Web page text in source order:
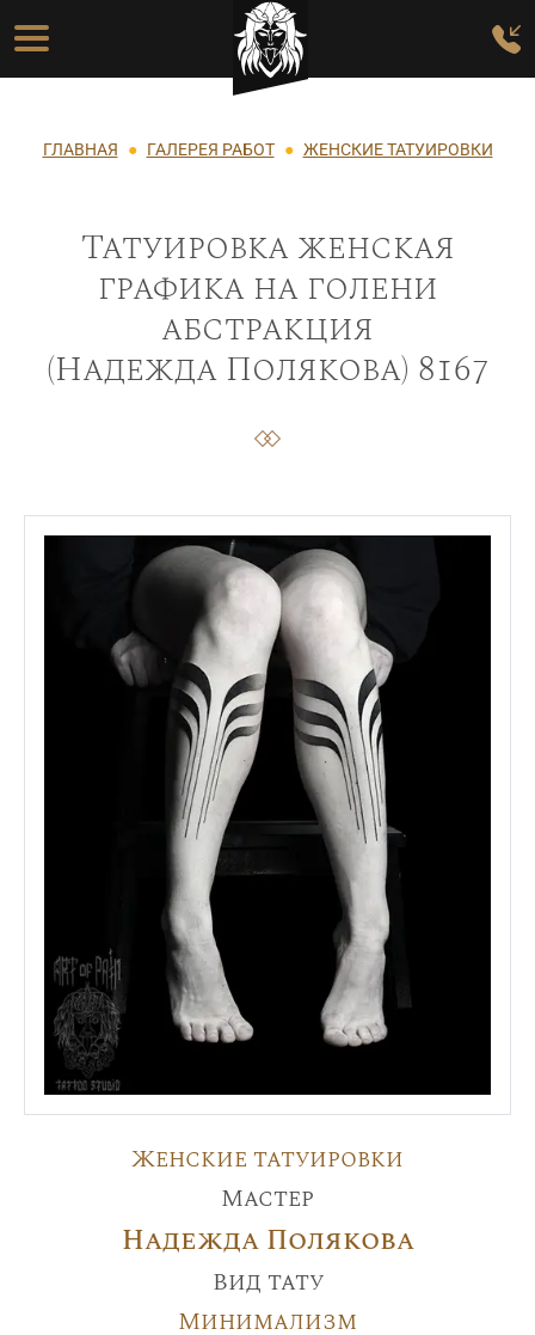
Перейти к основному содержанию
Основная навигация
Строка навигации
ГЛАВНАЯ ГАЛЕРЕЯ РАБОТ ЖЕНСКИЕ ТАТУИРОВКИ
Татуировка женская
графика на голени
абстракция
(Надежда Полякова) 8167
Женские татуировки
Мастер
Надежда Полякова
Вид тату
Минимализм